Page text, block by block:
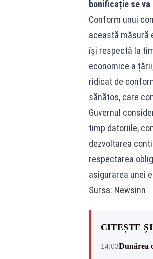
bonificație se
Conform unui
această măsură
își respectă la
economice a
ridicat de
sănătos, care
Guvernul
timp datoriile,
dezvoltarea
respectarea
asigurarea unei
Sursa: Newsinn
CITEȘTE ȘI
14:03Dunărea